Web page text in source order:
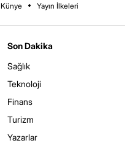
Künye Yayın İlkeleri
Son Dakika
Sağlık
Teknoloji
Finans
Turizm
Yazarlar